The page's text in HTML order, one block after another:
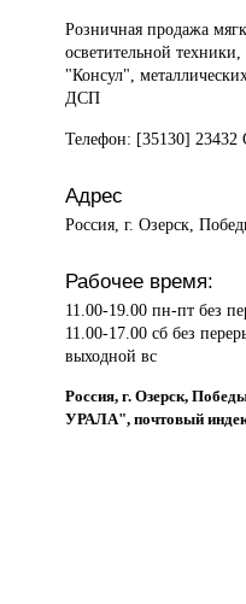
Розничная продажа
осветительной
"Консул",
ДСП
Телефон: [35130]
Адрес
Россия, г. Озерск,
Рабочее время:
11.00-19.00 пн-пт без
11.00-17.00 сб без
выходной вс
Россия, г. Озерск,
УРАЛА", почтовый